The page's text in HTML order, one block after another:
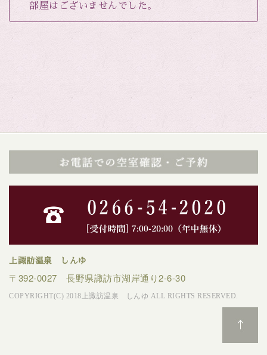
部屋はございませんでした。
上諏訪温泉 しんゆ
〒392-0027 長野県諏訪市湖岸通り2-6-30
COPYRIGHT(C) 2018上諏訪温泉 しんゆ ALL RIGHTS RESERVED.